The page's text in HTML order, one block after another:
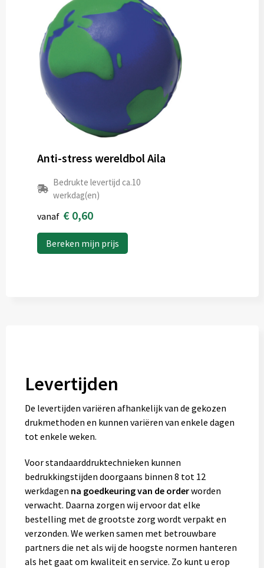
Anti-stress wereldbol Aila
Bedrukte levertijd ca.10
werkdag(en)
vanaf € 0,60
Bereken mijn prijs
Levertijden
De levertijden variëren afhankelijk van de gekozen
drukmethoden en kunnen variëren van enkele dagen
tot enkele weken.
Voor standaarddruktechnieken kunnen
bedrukkingstijden doorgaans binnen 8 tot 12
werkdagen na goedkeuring van de orderworden
verwacht. Daarna zorgen wij ervoor dat elke
bestelling met de grootste zorg wordt verpakt en
verzonden. We werken samen met betrouwbare
partners die net als wij de hoogste normen hanteren
als het gaat om kwaliteit en service. Zo kunt u erop